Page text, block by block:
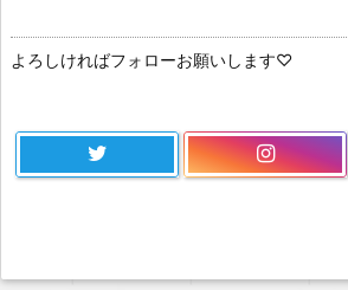
よろしければフォローお願いします♡